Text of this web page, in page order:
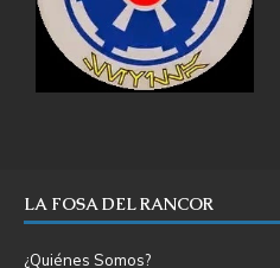
LA FOSA DEL RANCOR
¿Quiénes Somos?